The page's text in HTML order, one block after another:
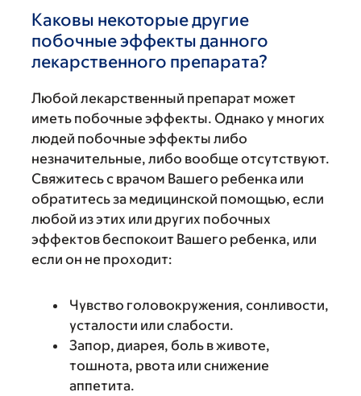
Каковы некоторые другие
побочные эффекты данного
лекарственного препарата?
Любой лекарственный препарат может
иметь побочные эффекты. Однако у многих
людей побочные эффекты либо
незначительные, либо вообще отсутствуют.
Свяжитесь с врачом Вашего ребенка или
обратитесь за медицинской помощью, если
любой из этих или других побочных
эффектов беспокоит Вашего ребенка, или
если он не проходит:
Чувство головокружения, сонливости,
усталости или слабости.
Запор, диарея, боль в животе,
тошнота, рвота или снижение
аппетита.